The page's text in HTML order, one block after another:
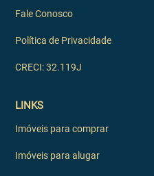
Fale Conosco
Política de Privacidade
CRECI: 32.119J
LINKS
Imóveis para comprar
Imóveis para alugar